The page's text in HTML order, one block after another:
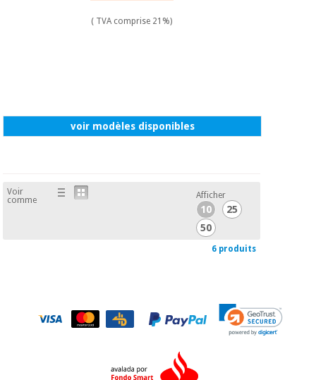
( TVA comprise 21%)
voir modèles disponibles
Voir
comme
Afficher
10
25
50
6 produits